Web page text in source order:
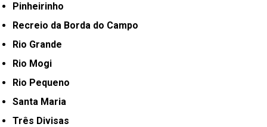
Pinheirinho
Recreio da Borda do Campo
Rio Grande
Rio Mogi
Rio Pequeno
Santa Maria
Três Divisas